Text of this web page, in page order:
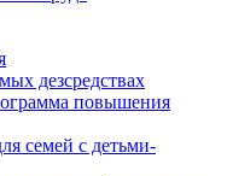
дезсредствах
повышения
семей с детьми-